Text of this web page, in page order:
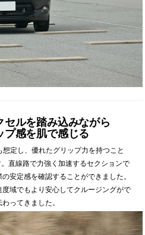
セルを踏み込みながら
プ感を肌で感じる
定し、優れたグリップ力を持つこと
直線路で力強く加速するセクションで
安定感を確認することができました。
域でもより安心してクルージングがで
ってきました。